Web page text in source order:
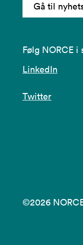
Gå til
Følg NORCE i
LinkedIn
Twitter
©2026